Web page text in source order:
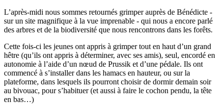
L’après-midi nous sommes retournés grimper auprès de Bénédicte -
sur un site magnifique à la vue imprenable - qui nous a encore parlé
des arbres et de la biodiversité que nous rencontrons dans les forêts.
Cette fois-ci les jeunes ont appris à grimper tout en haut d’un grand
hêtre (qu’ils ont appris à déterminer, avec ses amis), seul, encordé en
autonomie à l’aide d’un nœud de Prussik et d’une pédale. Ils ont
commencé à s’installer dans les hamacs en hauteur, ou sur la
plateforme, dans lesquels ils pourront choisir de dormir demain soir
au bivouac, pour s’habituer (et aussi à faire le cochon pendu, la tête
en bas…)